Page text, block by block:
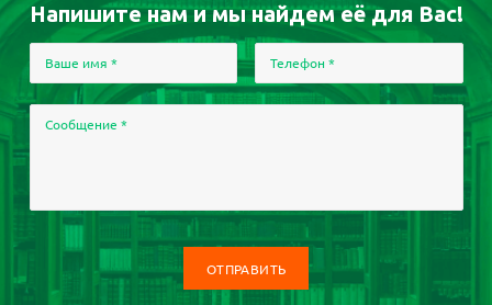
Напишите нам и мы найдем её для Вас!
Ваше имя * Телефон *
Сообщение *